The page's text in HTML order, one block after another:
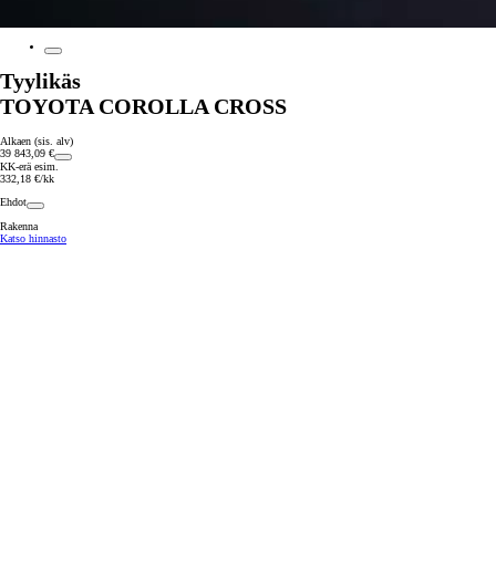
Tyylikäs
TOYOTA COROLLA CROSS
Alkaen (sis. alv)
39 843,09 €
KK-erä esim.
332,18 €/kk
Ehdot
Rakenna
Katso hinnasto